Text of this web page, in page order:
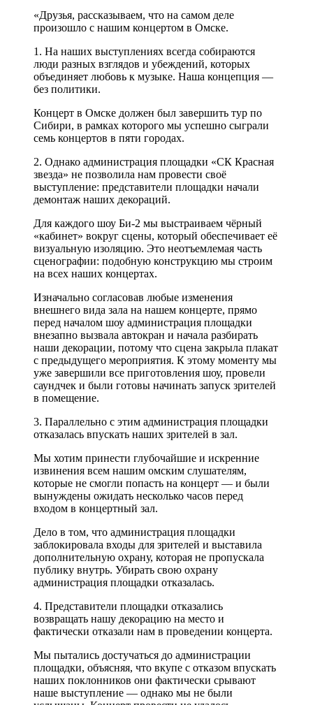
«Друзья, рассказываем, что на самом деле
произошло с нашим концертом в Омске.
1. На наших выступлениях всегда собираются
люди разных взглядов и убеждений, которых
объединяет любовь к музыке. Наша концепция —
без политики.
Концерт в Омске должен был завершить тур по
Сибири, в рамках которого мы успешно сыграли
семь концертов в пяти городах.
2. Однако администрация площадки «СК Красная
звезда» не позволила нам провести своё
выступление: представители площадки начали
демонтаж наших декораций.
Для каждого шоу Би-2 мы выстраиваем чёрный
«кабинет» вокруг сцены, который обеспечивает её
визуальную изоляцию. Это неотъемлемая часть
сценографии: подобную конструкцию мы строим
на всех наших концертах.
Изначально согласовав любые изменения
внешнего вида зала на нашем концерте, прямо
перед началом шоу администрация площадки
внезапно вызвала автокран и начала разбирать
наши декорации, потому что сцена закрыла плакат
с предыдущего мероприятия. К этому моменту мы
уже завершили все приготовления шоу, провели
саундчек и были готовы начинать запуск зрителей
в помещение.
3. Параллельно с этим администрация площадки
отказалась впускать наших зрителей в зал.
Мы хотим принести глубочайшие и искренние
извинения всем нашим омским слушателям,
которые не смогли попасть на концерт — и были
вынуждены ожидать несколько часов перед
входом в концертный зал.
Дело в том, что администрация площадки
заблокировала входы для зрителей и выставила
дополнительную охрану, которая не пропускала
публику внутрь. Убирать свою охрану
администрация площадки отказалась.
4. Представители площадки отказались
возвращать нашу декорацию на место и
фактически отказали нам в проведении концерта.
Мы пытались достучаться до администрации
площадки, объясняя, что вкупе с отказом впускать
наших поклонников они фактически срывают
наше выступление — однако мы не были